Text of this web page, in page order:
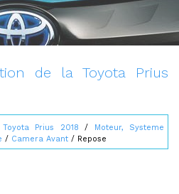
de la Toyota Prius
Prius 2018 /
Moteur, Systeme
/ Camera Avant / Repose